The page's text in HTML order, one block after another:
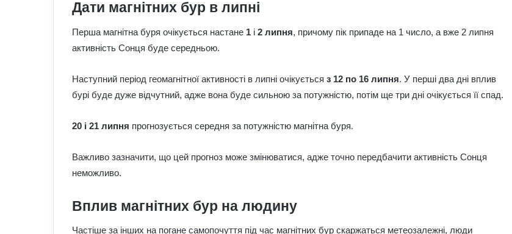
Дати магнітних бур в липні
Перша магнітна буря очікується настане 1 і 2 липня, причому пік припаде на 1 число, а вже 2 липня
активність Сонця буде середньою.
Наступний період геомагнітної активності в липні очікується з 12 по 16 липня. У перші два дні вплив
бурі буде дуже відчутний, адже вона буде сильною за потужністю, потім ще три дні очікується її спад.
20 і 21 липня прогнозується середня за потужністю магнітна буря.
Важливо зазначити, що цей прогноз може змінюватися, адже точно передбачити активність Сонця
неможливо.
Вплив магнітних бур на людину
Частіше за інших на погане самопочуття під час магнітних бур скаржаться метеозалежні, люди